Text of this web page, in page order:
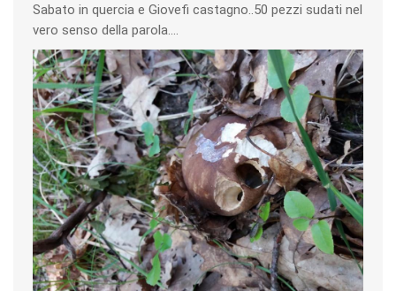
Sabato in quercia e Giovefi castagno..50 pezzi sudati nel
vero senso della parola....